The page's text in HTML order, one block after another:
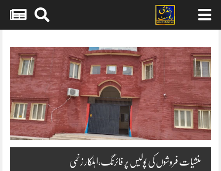
content
منشیات فروشوں کی پولیس پر فائرنگ،اہلکار زخمی